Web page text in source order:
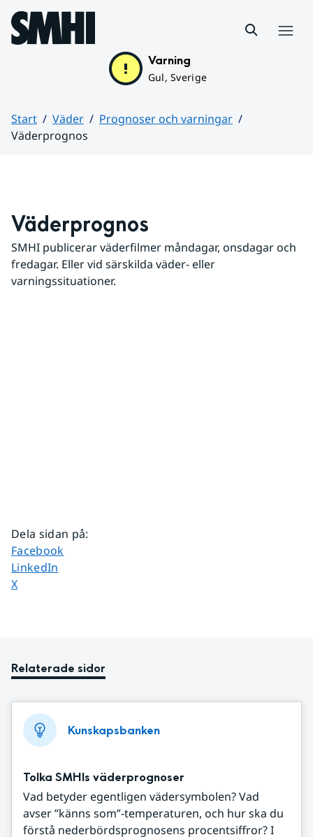
Hoppa till sidans innehåll
Varning
Gul, Sverige
Start Väder
Prognoser och varningar
Väderprognos
Väderprognos
SMHI publicerar väderfilmer måndagar, onsdagar och
fredagar. Eller vid särskilda väder- eller
varningssituationer.
Dela sidan på:
Dela sidan på
Facebook
Dela sidan på
LinkedIn
Dela sidan på
X
Relaterade sidor
Kunskapsbanken
Tolka SMHIs väderprognoser
Vad betyder egentligen vädersymbolen? Vad
avser ”känns som”-temperaturen, och hur ska du
förstå nederbördsprognosens procentsiffror? I